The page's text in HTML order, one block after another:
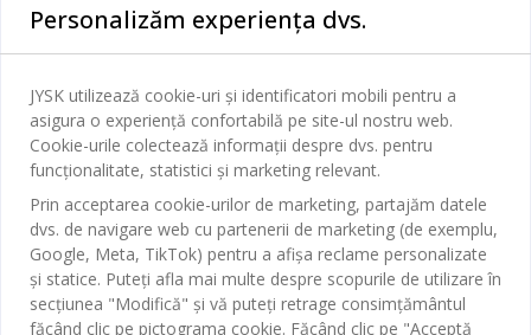
Dormitor
Baie
Birou
Sufragerie
Depozitare
Perdele
Grădină
Contact Relații Clienți
Magazine și program
Broșură
Termeni si conditii vânzări online
Garantia prețului
Garanția Produselor
JYSK
Despre JYSK
JYSK.com
Presă
Locuri de muncă
SEDIU CENTRAL
TAROL-DD S.R.L. str. Jubiliara, 41A mun. Chișinău, Republica
Moldova
JYSK BUSINESS TO BUSINESS
JYSK RELAȚII CLIENȚI
Contact Relații Clienți
Telefon: 022 022 030
E-mail: support@jysk.md
Urmărește Jysk
Personalizăm experiența dvs.
JYSK utilizează cookie-uri și identificatori mobili pentru a
asigura o experiență confortabilă pe site-ul nostru web.
Cookie-urile colectează informații despre dvs. pentru
funcționalitate, statistici și marketing relevant.
Prin acceptarea cookie-urilor de marketing, partajăm datele
dvs. de navigare web cu partenerii de marketing (de exemplu,
Google, Meta, TikTok) pentru a afișa reclame personalizate
și statice. Puteți afla mai multe despre scopurile de utilizare în
secțiunea "Modifică" și vă puteți retrage consimțământul
făcând clic pe pictograma cookie. Făcând clic pe "Acceptă